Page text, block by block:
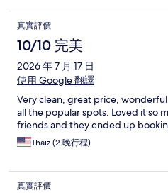
真實評價
10/10 完美
2026 年 7 月 17 日
使用 Google 翻譯
Very clean, great price,
all the popular spots. Loved it so
friends and they ended up
Thaiz (2 晚行程)
真實評價